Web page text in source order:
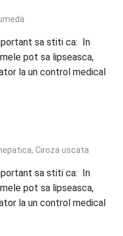
sa stiti ca: In
pot sa lipseasca,
la un control medical
, Ciroza uscata
sa stiti ca: In
pot sa lipseasca,
la un control medical